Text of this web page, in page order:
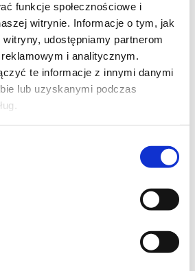
funkcje społecznościowe i
witrynie. Informacje o tym, jak
udostępniamy partnerom
i analitycznym.
te informacje z innymi danymi
lub uzyskanymi podczas
Kontakt